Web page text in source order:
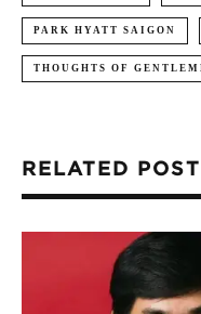
PARK HYATT SAIGON
THOUGHTS OF
RELATED